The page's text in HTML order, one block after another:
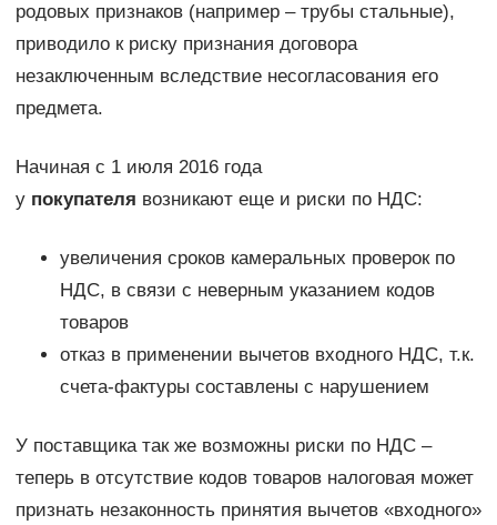
родовых признаков (например – трубы стальные),
приводило к риску признания договора
незаключенным вследствие несогласования его
предмета.
Начиная с 1 июля 2016 года
у покупателя возникают еще и риски по НДС:
увеличения сроков камеральных проверок по
НДС, в связи с неверным указанием кодов
товаров
отказ в применении вычетов входного НДС, т.к.
счета-фактуры составлены с нарушением
У поставщика так же возможны риски по НДС –
теперь в отсутствие кодов товаров налоговая может
признать незаконность принятия вычетов «входного»